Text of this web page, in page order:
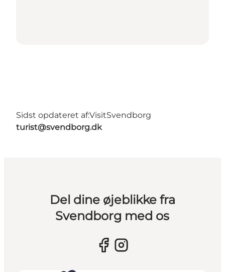
Sidst opdateret af:VisitSvendborg
turist@svendborg.dk
Del dine øjeblikke fra
Svendborg med os